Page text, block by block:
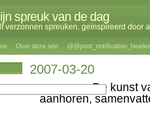
spreuk van de dag
verzonnen spreuken, geïnspireerd door
Over deze site @@post_notification_header
2007-03-20
De kunst
aanhoren,